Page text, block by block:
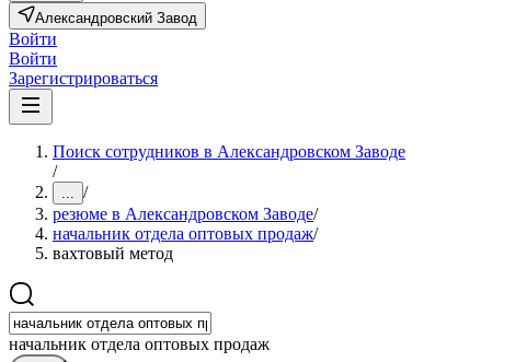
Александровский Завод
Войти
Войти
Зарегистрироваться
Поиск сотрудников в Александровском Заводе
/
... /
резюме в Александровском Заводе/
начальник отдела оптовых продаж/
вахтовый метод
начальник отдела оптовых продаж